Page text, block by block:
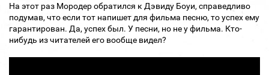
На этот раз Мородер обратился к Дэвиду Боуи, справедливо
подумав, что если тот напишет для фильма песню, то успех ему
гарантирован. Да, успех был. У песни, но не у фильма. Кто-
нибудь из читателей его вообще видел?